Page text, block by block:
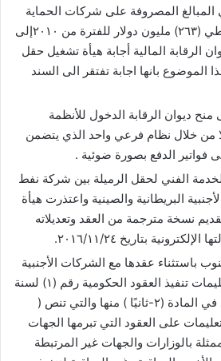
المبالغ المصروفة على شركات الحماية
في حقل الزبير النفطي (٢٦٣) مليون دولار للفترة من ٢٠١٠إلى
الرقابة المالية أجابة هيأة تشغيل حقل
الموضوع بانها اجابة تفتقر الى السند
منح ديوان الرقابة الدخول للأنظمة
من خلال نظام فرعي واحد الذي يتضمن
فواتير الدفع بصورة ضوئية .
الفني لحقل الرميلة بين شركة نفط
البريطانية والصينية واعتذرت هيأة
نسخة مترجمة من العقد وتعديلاته
بتاريخ ٢٠١٦/١١/٢٤.
باستثناء عقدها مع الشركات الأجنبية
لحقل الرميلة من تعليمات تنفيذ العقود الحكومية رقم (١) لسنة
٢٠٠٨ وخلافا لما ورد في المادة (٢-ثانيًا ) منها والتي تنص (
على العقود التي تبرمها الجهات
بالوزارات والجهات غير المرتبطة